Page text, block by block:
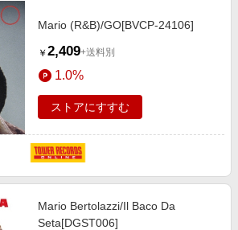
Mario (R&B)/GO[BVCP-24106]
￥ 2,409+送料別
1.0%
ストアにすすむ
Mario Bertolazzi/Il Baco Da
Seta[DGST006]